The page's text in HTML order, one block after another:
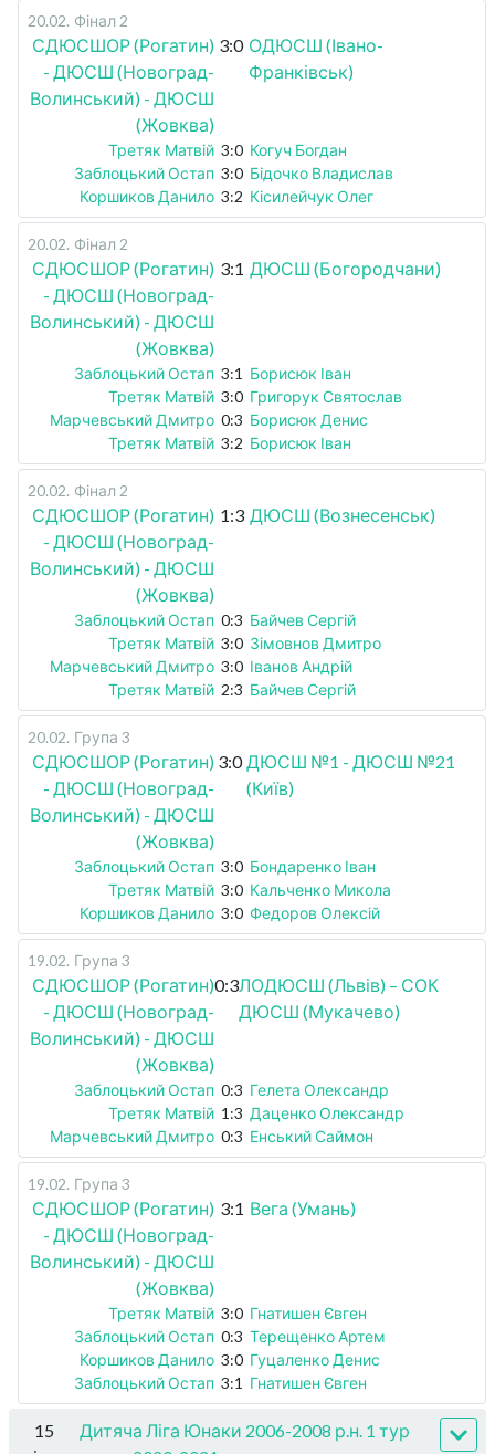
20.02. Фінал 2
СДЮСШОР (Рогатин)
- ДЮСШ (Новоград-
Волинський) - ДЮСШ
(Жовква)
3:0 ОДЮСШ (Івано-
Франківськ)
Третяк Матвій 3:0 Когуч Богдан
Заблоцький Остап 3:0 Бідочко Владислав
Коршиков Данило 3:2 Кісилейчук Олег
20.02. Фінал 2
СДЮСШОР (Рогатин)
- ДЮСШ (Новоград-
Волинський) - ДЮСШ
(Жовква)
3:1 ДЮСШ (Богородчани)
Заблоцький Остап 3:1 Борисюк Іван
Третяк Матвій 3:0 Григорук Святослав
Марчевський Дмитро 0:3 Борисюк Денис
Третяк Матвій 3:2 Борисюк Іван
20.02. Фінал 2
СДЮСШОР (Рогатин)
- ДЮСШ (Новоград-
Волинський) - ДЮСШ
(Жовква)
1:3 ДЮСШ (Вознесенськ)
Заблоцький Остап 0:3 Байчев Сергій
Третяк Матвій 3:0 Зімовнов Дмитро
Марчевський Дмитро 3:0 Іванов Андрій
Третяк Матвій 2:3 Байчев Сергій
20.02. Група 3
СДЮСШОР (Рогатин)
- ДЮСШ (Новоград-
Волинський) - ДЮСШ
(Жовква)
3:0ДЮСШ №1 - ДЮСШ №21
(Київ)
Заблоцький Остап 3:0 Бондаренко Іван
Третяк Матвій 3:0 Кальченко Микола
Коршиков Данило 3:0 Федоров Олексій
19.02. Група 3
СДЮСШОР (Рогатин)
- ДЮСШ (Новоград-
Волинський) - ДЮСШ
(Жовква)
0:3ЛОДЮСШ (Львів) – СОК
ДЮСШ (Мукачево)
Заблоцький Остап 0:3 Гелета Олександр
Третяк Матвій 1:3 Даценко Олександр
Марчевський Дмитро 0:3 Енський Саймон
19.02. Група 3
СДЮСШОР (Рогатин)
- ДЮСШ (Новоград-
Волинський) - ДЮСШ
(Жовква)
3:1 Вега (Умань)
Третяк Матвій 3:0 Гнатишен Євген
Заблоцький Остап 0:3 Терещенко Артем
Коршиков Данило 3:0 Гуцаленко Денис
Заблоцький Остап 3:1 Гнатишен Євген
15
Дитяча Ліга Юнаки 2006-2008 р.н. 1 тур